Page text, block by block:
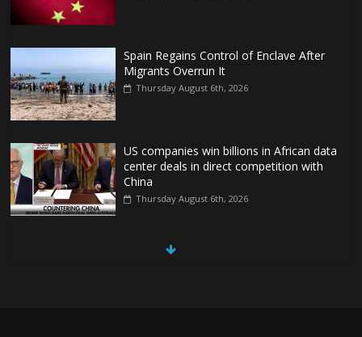
Spain Regains Control of Enclave After
Migrants Overrun It
Thursday August 6th, 2026
US companies win billions in African data
center deals in direct competition with
China
Thursday August 6th, 2026
China, Russia, Iran and North Korea